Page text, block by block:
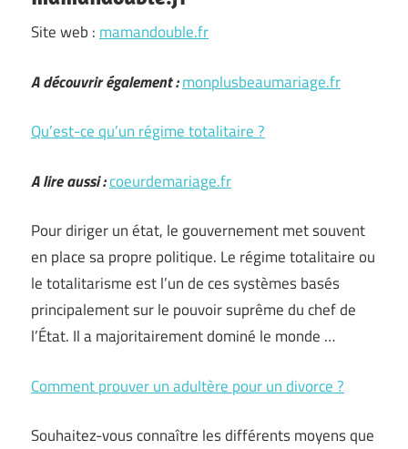
Site web : mamandouble.fr
A découvrir également :monplusbeaumariage.fr
Qu’est-ce qu’un régime totalitaire ?
A lire aussi :coeurdemariage.fr
Pour diriger un état, le gouvernement met souvent
en place sa propre politique. Le régime totalitaire ou
le totalitarisme est l’un de ces systèmes basés
principalement sur le pouvoir suprême du chef de
l’État. Il a majoritairement dominé le monde …
Comment prouver un adultère pour un divorce ?
Souhaitez-vous connaître les différents moyens que